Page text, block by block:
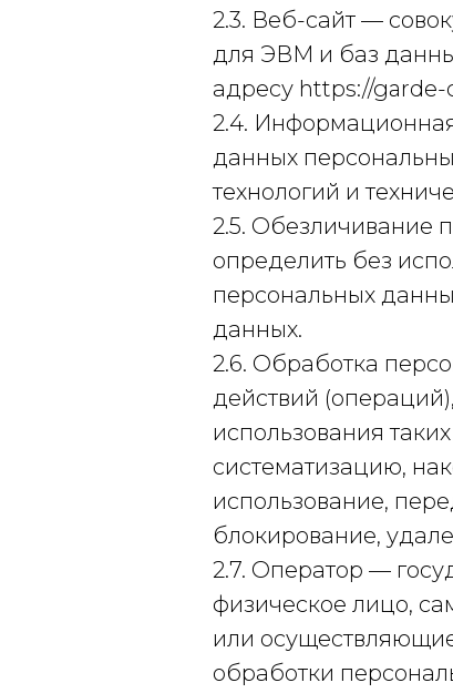
2.3. Веб-сайт —
для ЭВМ и баз
адресу https://garde-
2.4.
данных
технологий и
2.5. Обезличивание
определить без
персональных
данных.
2.6. Обработка
действий
использования
систематизацию,
использование,
блокирование,
2.7. Оператор —
физическое лицо,
или
обработки